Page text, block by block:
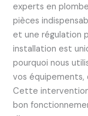
experts en
pièces
et une régulation
installation est
pourquoi nous
vos équipements,
Cette
bon